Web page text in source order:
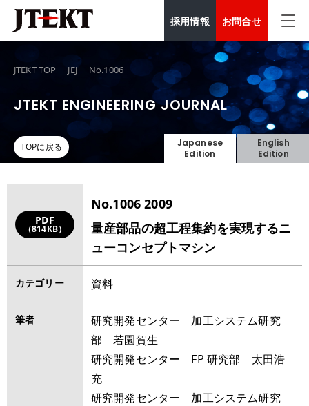
採用情報 お問合せ
JTEKT TOP JEJ No.1006
JTEKT ENGINEERING JOURNAL
TOPに戻る
Japanese
Edition
English
Edition
PDF
（814KB）
No.1006 2009
量産部品の超工程集約を実現するニ
ューコンセプトマシン
カテゴリー 資料
筆者
研究開発センター 加工システム研究
部 若園賀生
研究開発センター FP 研究部 太田浩
充
研究開発センター 加工システム研究